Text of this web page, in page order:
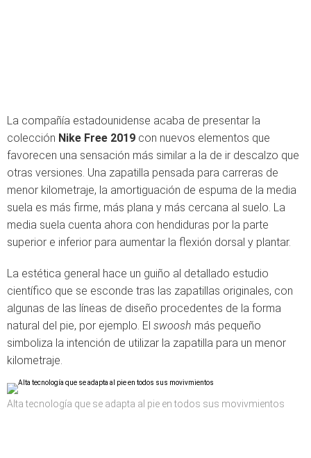
La compañía estadounidense acaba de presentar la
colección Nike Free 2019 con nuevos elementos que
favorecen una sensación más similar a la de ir descalzo que
otras versiones. Una zapatilla pensada para carreras de
menor kilometraje, la amortiguación de espuma de la media
suela es más firme, más plana y más cercana al suelo. La
media suela cuenta ahora con hendiduras por la parte
superior e inferior para aumentar la flexión dorsal y plantar.
La estética general hace un guiño al detallado estudio
científico que se esconde tras las zapatillas originales, con
algunas de las líneas de diseño procedentes de la forma
natural del pie, por ejemplo. El swoosh más pequeño
simboliza la intención de utilizar la zapatilla para un menor
kilometraje.
Alta tecnología que se adapta al pie en todos sus movivmientos